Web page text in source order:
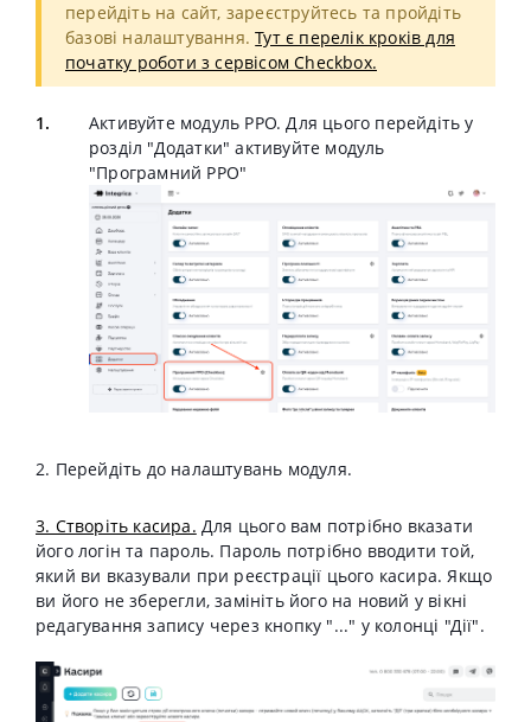
перейдіть на сайт, зареєструйтесь та пройдіть
базові налаштування. Тут є перелік кроків для
початку роботи з сервісом Cheсkbox.
Активуйте модуль PPO. Для цього перейдіть у
розділ "Додатки" активуйте модуль
"Програмний РРО"
2. Перейдіть до налаштувань модуля.
3. Створіть касира. Для цього вам потрібно вказати
його логін та пароль. Пароль потрібно вводити той,
який ви вказували при реєстрації цього касира. Якщо
ви його не зберегли, замініть його на новий у вікні
редагування запису через кнопку "..." у колонці "Дії".